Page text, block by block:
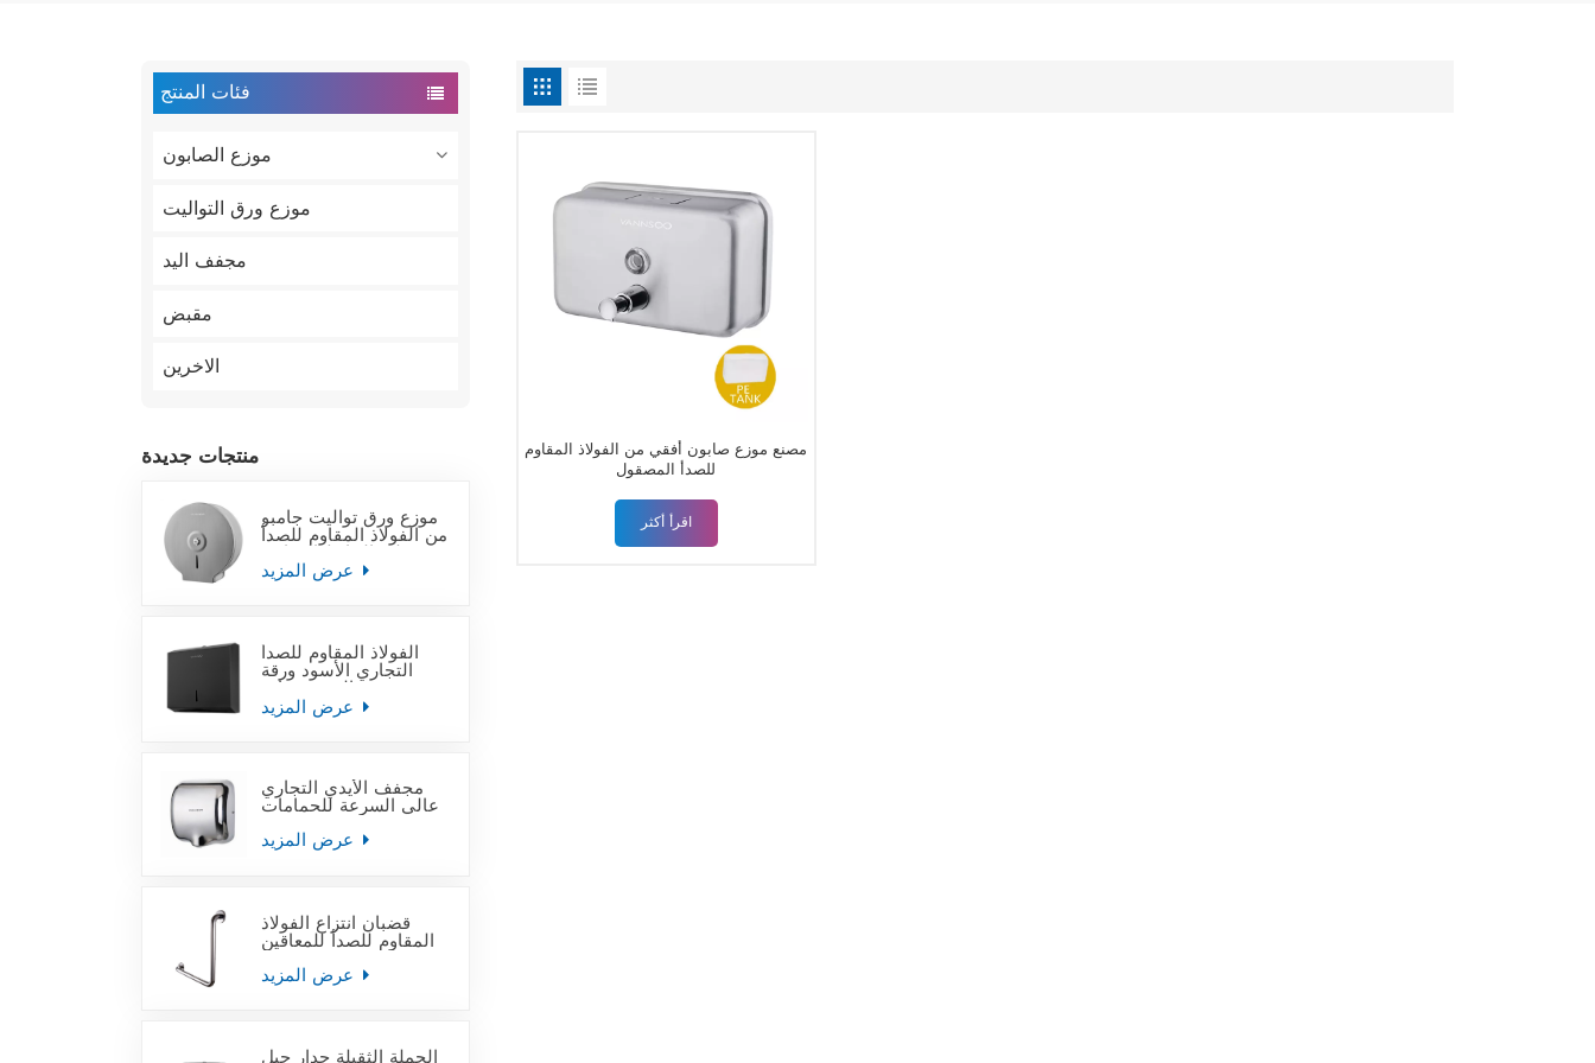
فئات المنتج
موزع الصابون
موزع ورق التواليت
مجفف اليد
مقبض
الاخرين
منتجات جديدة
موزع ورق تواليت جامبو
من الفولاذ المقاوم للصدأ
على الحائط التجاري
الفولاذ المقاوم للصدأ
التجاري الأسود ورقة
منشفة اليد موزعات
مجفف الأيدي التجاري
عالي السرعة للحمامات
قضبان انتزاع الفولاذ
المقاوم للصدأ للمعاقين
مصنع موزع صابون أفقي من الفولاذ المقاوم
للصدأ المصقول
اقرأ أكثر